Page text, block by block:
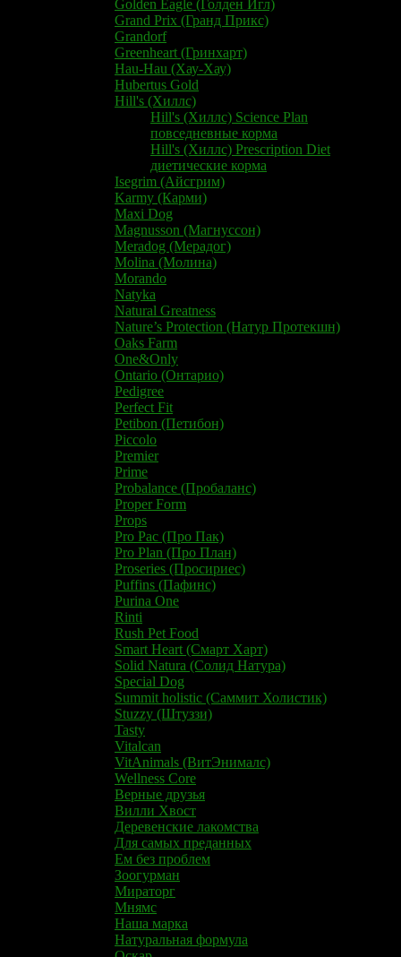
Golden Eagle (Голден Игл)
Grand Prix (Гранд Прикс)
Grandorf
Greenheart (Гринхарт)
Hau-Hau (Хау-Хау)
Hubertus Gold
Hill's (Хиллс)
Hill's (Хиллс) Science Plan
повседневные корма
Hill's (Хиллс) Prescription Diet
диетические корма
Isegrim (Айсгрим)
Karmy (Карми)
Maxi Dog
Magnusson (Магнуссон)
Meradog (Мерадог)
Molina (Молина)
Morando
Natyka
Natural Greatness
Nature’s Protection (Натур Протекшн)
Oaks Farm
One&Only
​Ontario​ (Онтарио)
Pedigree
Perfect Fit
Petibon (Петибон)
Piccolo
Premier
Prime
Probalance (Пробаланс)
Proper Form
Props
Pro Pac (Про Пак)
Pro Plan (Про План)
Proseries (Просириес)
Puffins (Пафинс)
Purina One
Rinti
Rush Pet Food
Smart Heart (Смарт Харт)
Solid Natura (Солид Натура)
Special Dog
Summit holistic (Саммит Холистик)
Stuzzy (Штуззи)
Tasty
Vitalcan
VitAnimals (ВитЭнималс)
Wellness Core
Верные друзья
Вилли Хвост
Деревенские лакомства
Для самых преданных
Ем без проблем
Зоогурман
Мираторг
Мнямс
Наша марка
Натуральная формула